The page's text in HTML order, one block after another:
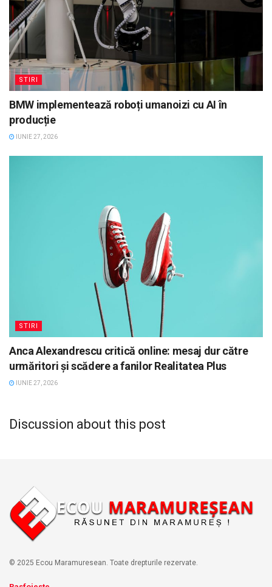
STIRI
BMW implementează roboți umanoizi cu AI în
producție
IUNIE 27, 2026
STIRI
Anca Alexandrescu critică online: mesaj dur către
urmăritori și scădere a fanilor Realitatea Plus
IUNIE 27, 2026
Discussion about this post
© 2025 Ecou Maramuresean. Toate drepturile rezervate.